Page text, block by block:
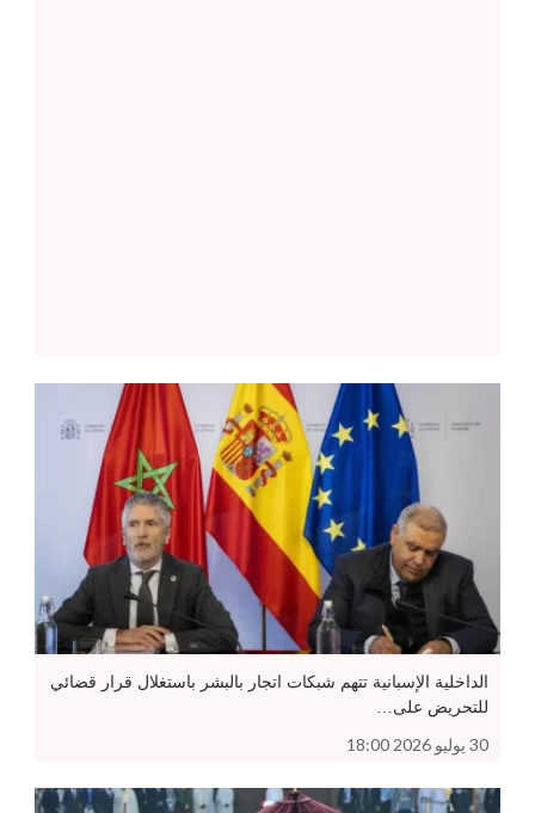
الداخلية الإسبانية تتهم شبكات اتجار بالبشر باستغلال قرار قضائي
للتحريض على…
30 يوليو 2026 18:00